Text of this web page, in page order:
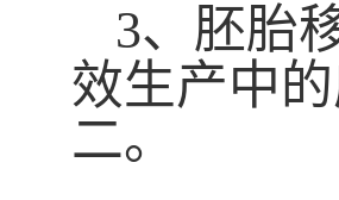
3、胚胎
效生产中
二。